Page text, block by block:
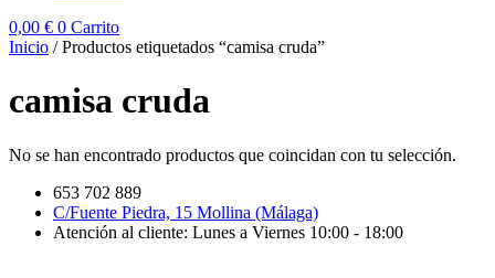
0,00 € 0 Carrito
Inicio / Productos etiquetados “camisa cruda”
camisa cruda
No se han encontrado productos que coincidan con tu selección.
653 702 889
C/Fuente Piedra, 15 Mollina (Málaga)
Atención al cliente: Lunes a Viernes 10:00 - 18:00